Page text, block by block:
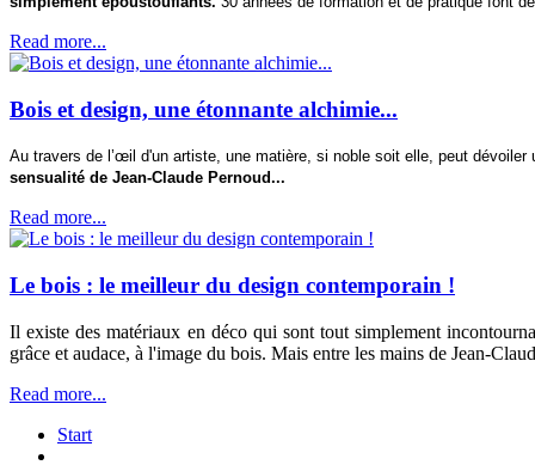
Read more...
Bois et design, une étonnante alchimie...
Au travers de l’œil d'un artiste, une matière, si noble soit elle, peut
sensualité de Jean-Claude Pernoud...
Read more...
Le bois : le meilleur du design contemporain !
Il existe des matériaux en déco qui sont tout simplement
grâce et audace, à l'image du bois. Mais entre les mains de Jean-
Read more...
Start